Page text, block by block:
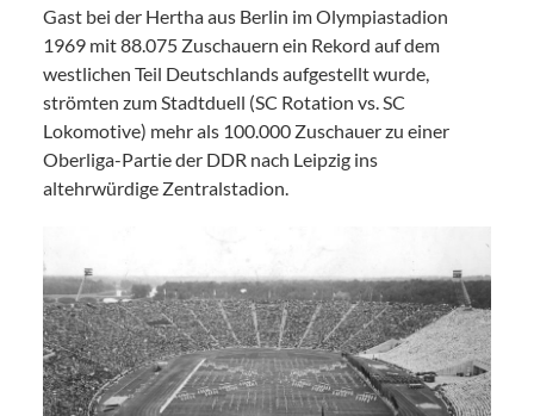
Gast bei der Hertha aus Berlin im Olympiastadion
1969 mit 88.075 Zuschauern ein Rekord auf dem
westlichen Teil Deutschlands aufgestellt wurde,
strömten zum Stadtduell (SC Rotation vs. SC
Lokomotive) mehr als 100.000 Zuschauer zu einer
Oberliga-Partie der DDR nach Leipzig ins
altehrwürdige Zentralstadion.